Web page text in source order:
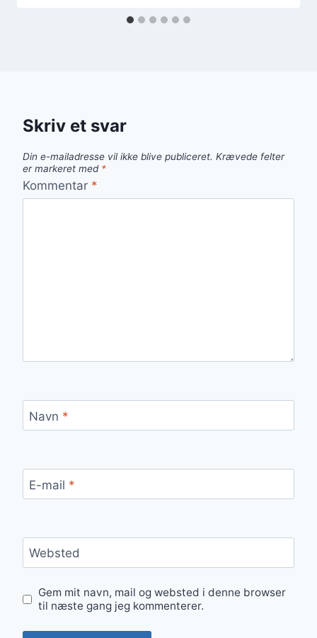
Skriv et svar
Din e-mailadresse vil ikke blive publiceret. Krævede felter
er markeret med *
Kommentar *
Navn *
E-mail *
Websted
Gem mit navn, mail og websted i denne browser
til næste gang jeg kommenterer.